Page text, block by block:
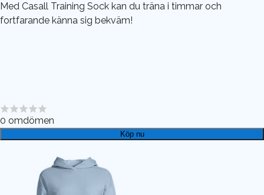
Med Casall Training Sock kan du träna i timmar och
fortfarande känna sig bekväm!
0 omdömen
Köp nu